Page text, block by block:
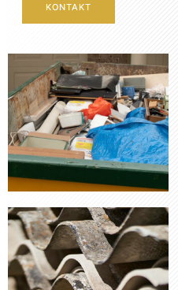
KONTAKT